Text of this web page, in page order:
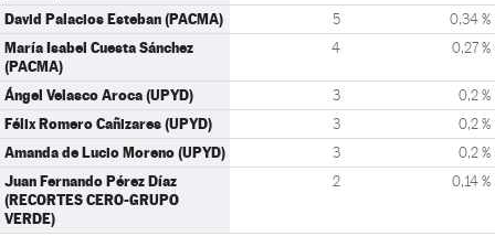
David Palacios Esteban (PACMA) 5 0,34 %
María Isabel Cuesta Sánchez
(PACMA)
4 0,27 %
Ángel Velasco Aroca (UPYD) 3 0,2 %
Félix Romero Cañizares (UPYD) 3 0,2 %
Amanda de Lucio Moreno (UPYD) 3 0,2 %
Juan Fernando Pérez Díaz
(RECORTES CERO-GRUPO
VERDE)
2 0,14 %